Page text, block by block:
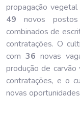
propagação
49 novos
combinados de
contratações. O
com 36 novas
produção de
contratações, e o
novas